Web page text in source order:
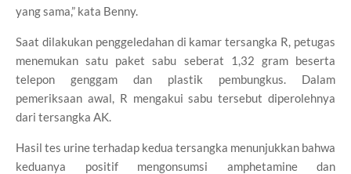
yang sama,” kata Benny.
Saat dilakukan penggeledahan di kamar tersangka R, petugas
menemukan satu paket sabu seberat 1,32 gram beserta
telepon genggam dan plastik pembungkus. Dalam
pemeriksaan awal, R mengakui sabu tersebut diperolehnya
dari tersangka AK.
Hasil tes urine terhadap kedua tersangka menunjukkan bahwa
keduanya positif mengonsumsi amphetamine dan